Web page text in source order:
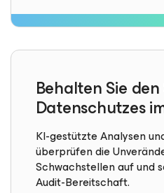
Behalten Sie
Datenschutzes
KI-gestützte Analysen
überprüfen die
Schwachstellen auf und
Audit-Bereitschaft.